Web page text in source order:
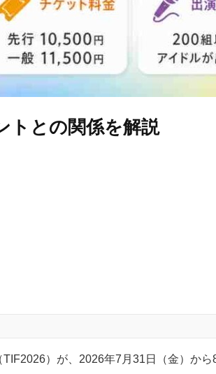
トとの関係を解説
）が、2026年7月31日（金）か